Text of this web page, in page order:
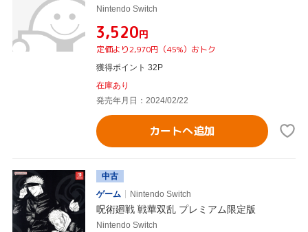
Nintendo Switch
¥3,520円
定価より2,970円（45%）おトク
獲得ポイント 32P
在庫あり
発売年月日：2024/02/22
カートへ追加
中古
ゲーム
Nintendo Switch
呪術廻戦 戦華双乱 プレミアム限定版
Nintendo Switch